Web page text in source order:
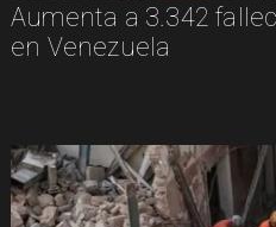
Aumenta a 3.342
en Venezuela